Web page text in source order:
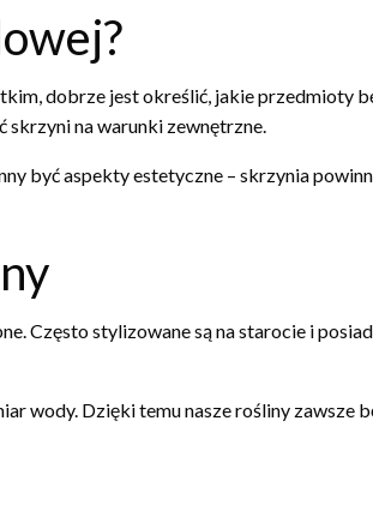
dobrze jest określić, jakie przedmioty
skrzyni na warunki zewnętrzne.
być aspekty estetyczne – skrzynia
Często stylizowane są na starocie i
wody. Dzięki temu nasze rośliny zawsze